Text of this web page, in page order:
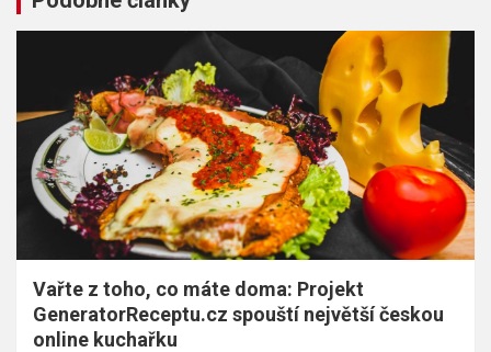
Vařte z toho, co máte doma: Projekt
GeneratorReceptu.cz spouští největší českou
online kuchařku